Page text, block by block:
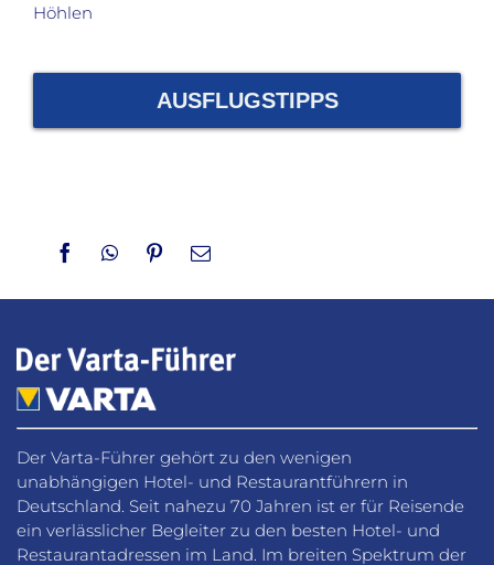
Höhlen
AUSFLUGSTIPPS
FacebookWhatsApp
PinterestEmail
Der Varta-Führer gehört zu den wenigen
unabhängigen Hotel- und Restaurantführern in
Deutschland. Seit nahezu 70 Jahren ist er für Reisende
ein verlässlicher Begleiter zu den besten Hotel- und
Restaurantadressen im Land. Im breiten Spektrum der